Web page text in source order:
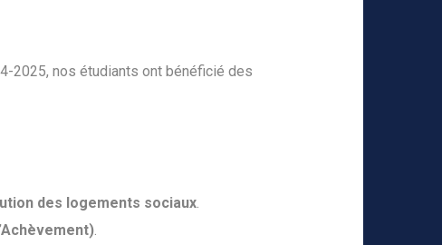
2025, nos étudiants ont bénéficié des
des logements sociaux.
.